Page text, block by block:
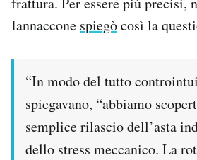
Iannaccone spiegòcosì la
“In modo del tutto
spiegavano, “abbiamo
semplice rilascio dell’asta
dello stress meccanico. La